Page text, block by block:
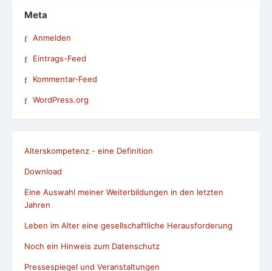
Meta
Anmelden
Eintrags-Feed
Kommentar-Feed
WordPress.org
Alterskompetenz - eine Definition
Download
Eine Auswahl meiner Weiterbildungen in den letzten
Jahren
Leben im Alter eine gesellschaftliche Herausforderung
Noch ein Hinweis zum Datenschutz
Pressespiegel und Veranstaltungen